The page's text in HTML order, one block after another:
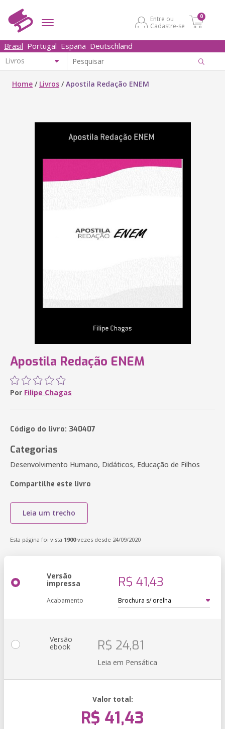
Entre ou
Cadastre-se
0
Brasil Portugal España Deutschland
Home / Livros /Apostila Redação ENEM
Apostila Redação ENEM
Por Filipe Chagas
Código do livro: 340407
Categorias
Desenvolvimento Humano, Didáticos, Educação de Filhos
Compartilhe este livro
Leia um trecho
Esta página foi vista 1900vezes desde 24/09/2020
Versão
impressa R$ 41,43
Acabamento
Versão
ebook R$ 24,81
Leia em Pensática
Valor total:
R$ 41,43